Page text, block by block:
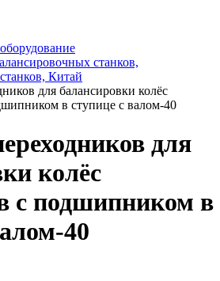
станков,
Китай
для балансировки колёс
в ступице с валом-40
для
колёс
с подшипником в
40